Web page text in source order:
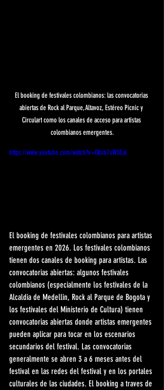
El booking de festivales colombianos: las convocatorias
abiertas de Rock al Parque, Altavoz, Estéreo Picnic y
Circulart como los canales de acceso para artistas
colombianos emergentes.
https://www.youtube.com/watch?v=O8xb7xW5EaI
El booking de festivales colombianos para artistas
emergentes en 2026. Los festivales colombianos
tienen dos canales de booking para artistas. Las
convocatorias abiertas: algunos festivales
colombianos (especialmente los festivales de la
Alcaldia de Medellin, Rock al Parque de Bogota y
los festivales del Ministerio de Cultura) tienen
convocatorias abiertas donde artistas emergentes
pueden aplicar para tocar en los escenarios
secundarios del festival. Las convocatorias
generalmente se abren 3 a 6 meses antes del
festival en las redes del festival y en los portales
culturales de las ciudades. El booking a traves de